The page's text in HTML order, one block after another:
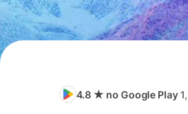
4.8 ★ no Google Play